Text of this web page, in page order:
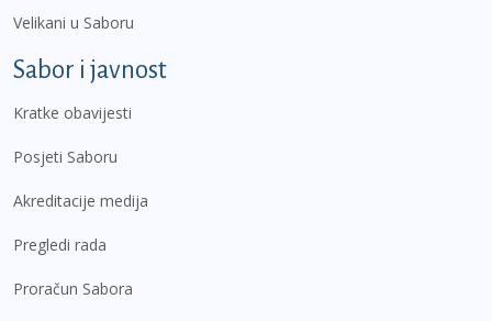
Velikani u Saboru
Sabor i javnost
Kratke obavijesti
Posjeti Saboru
Akreditacije medija
Pregledi rada
Proračun Sabora